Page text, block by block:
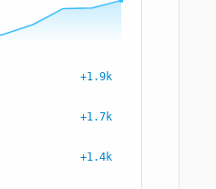
+1.9k
+1.7k
+1.4k